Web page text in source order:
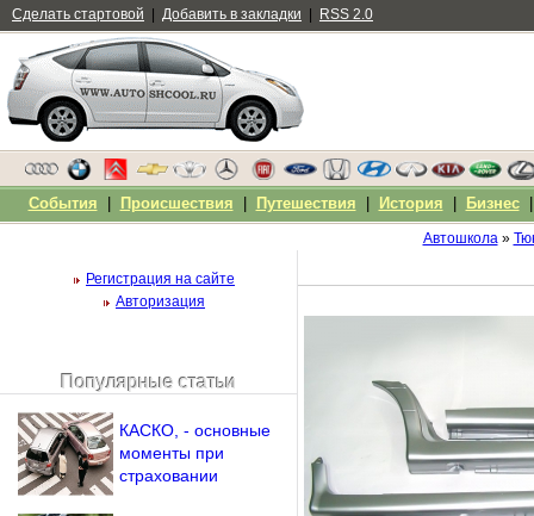
Автошкола»
Регистрация на сайте
Авторизация
Напомнить пароль?
Популярные статьи
КАСКО, - основные
моменты при
страховании
Сделать стартовой Добавить в закладки RSS 2.0
События Происшествия Путешествия История Бизнес